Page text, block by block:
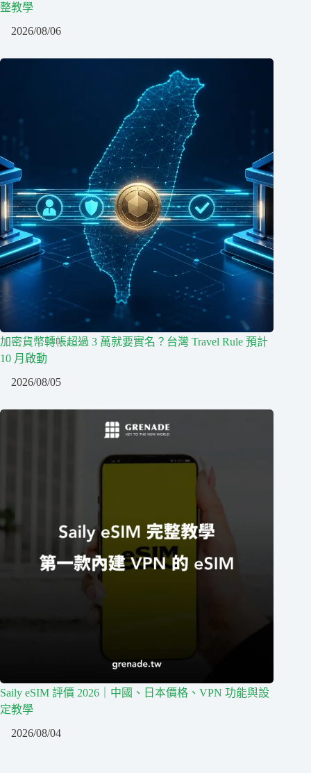
整教學
2026/08/06
加密貨幣轉帳超過 3 萬就要實名？台灣 Travel Rule 預計
10 月啟動
2026/08/05
Saily eSIM 評價 2026｜中國、日本價格、VPN 功能與設
定教學
2026/08/04